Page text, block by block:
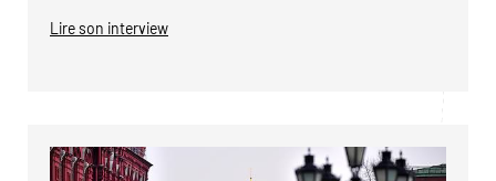
Lire son interview